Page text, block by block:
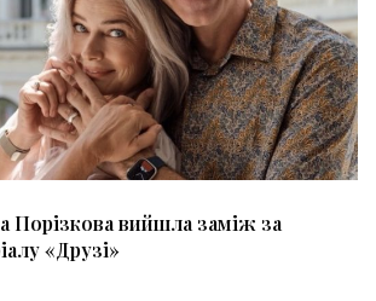
Порізкова вийшла заміж за
«Друзі»